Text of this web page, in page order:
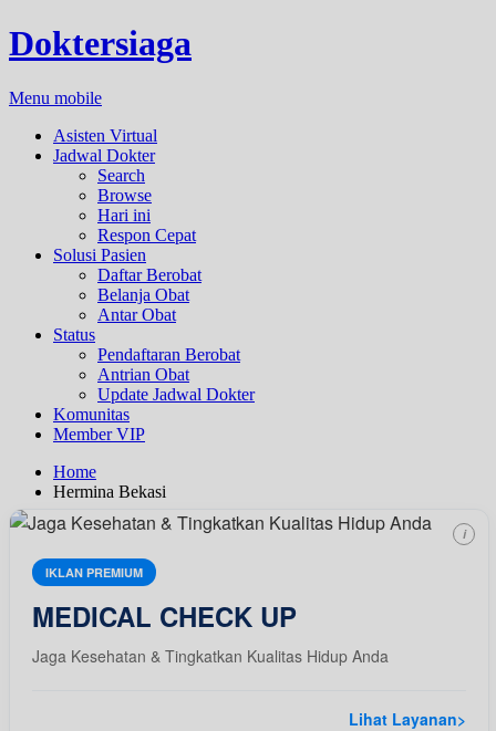
Doktersiaga
Menu mobile
Asisten Virtual
Jadwal Dokter
Search
Browse
Hari ini
Respon Cepat
Solusi Pasien
Daftar Berobat
Belanja Obat
Antar Obat
Status
Pendaftaran Berobat
Antrian Obat
Update Jadwal Dokter
Komunitas
Member VIP
Home
Hermina Bekasi
IKLAN PREMIUM
MEDICAL CHECK UP
Jaga Kesehatan & Tingkatkan Kualitas Hidup Anda
Lihat Layanan>
i